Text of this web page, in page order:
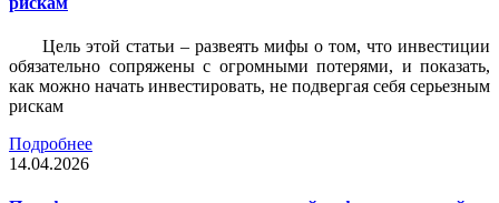
Цель этой статьи – развеять мифы о том, что инвестиции
обязательно сопряжены с огромными потерями, и показать,
как можно начать инвестировать, не подвергая себя серьезным
рискам
Подробнее
14.04.2026